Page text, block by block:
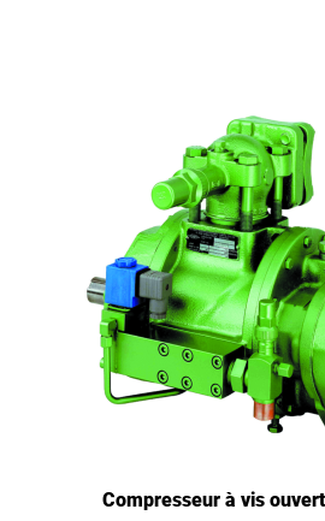
Compresseur à vis